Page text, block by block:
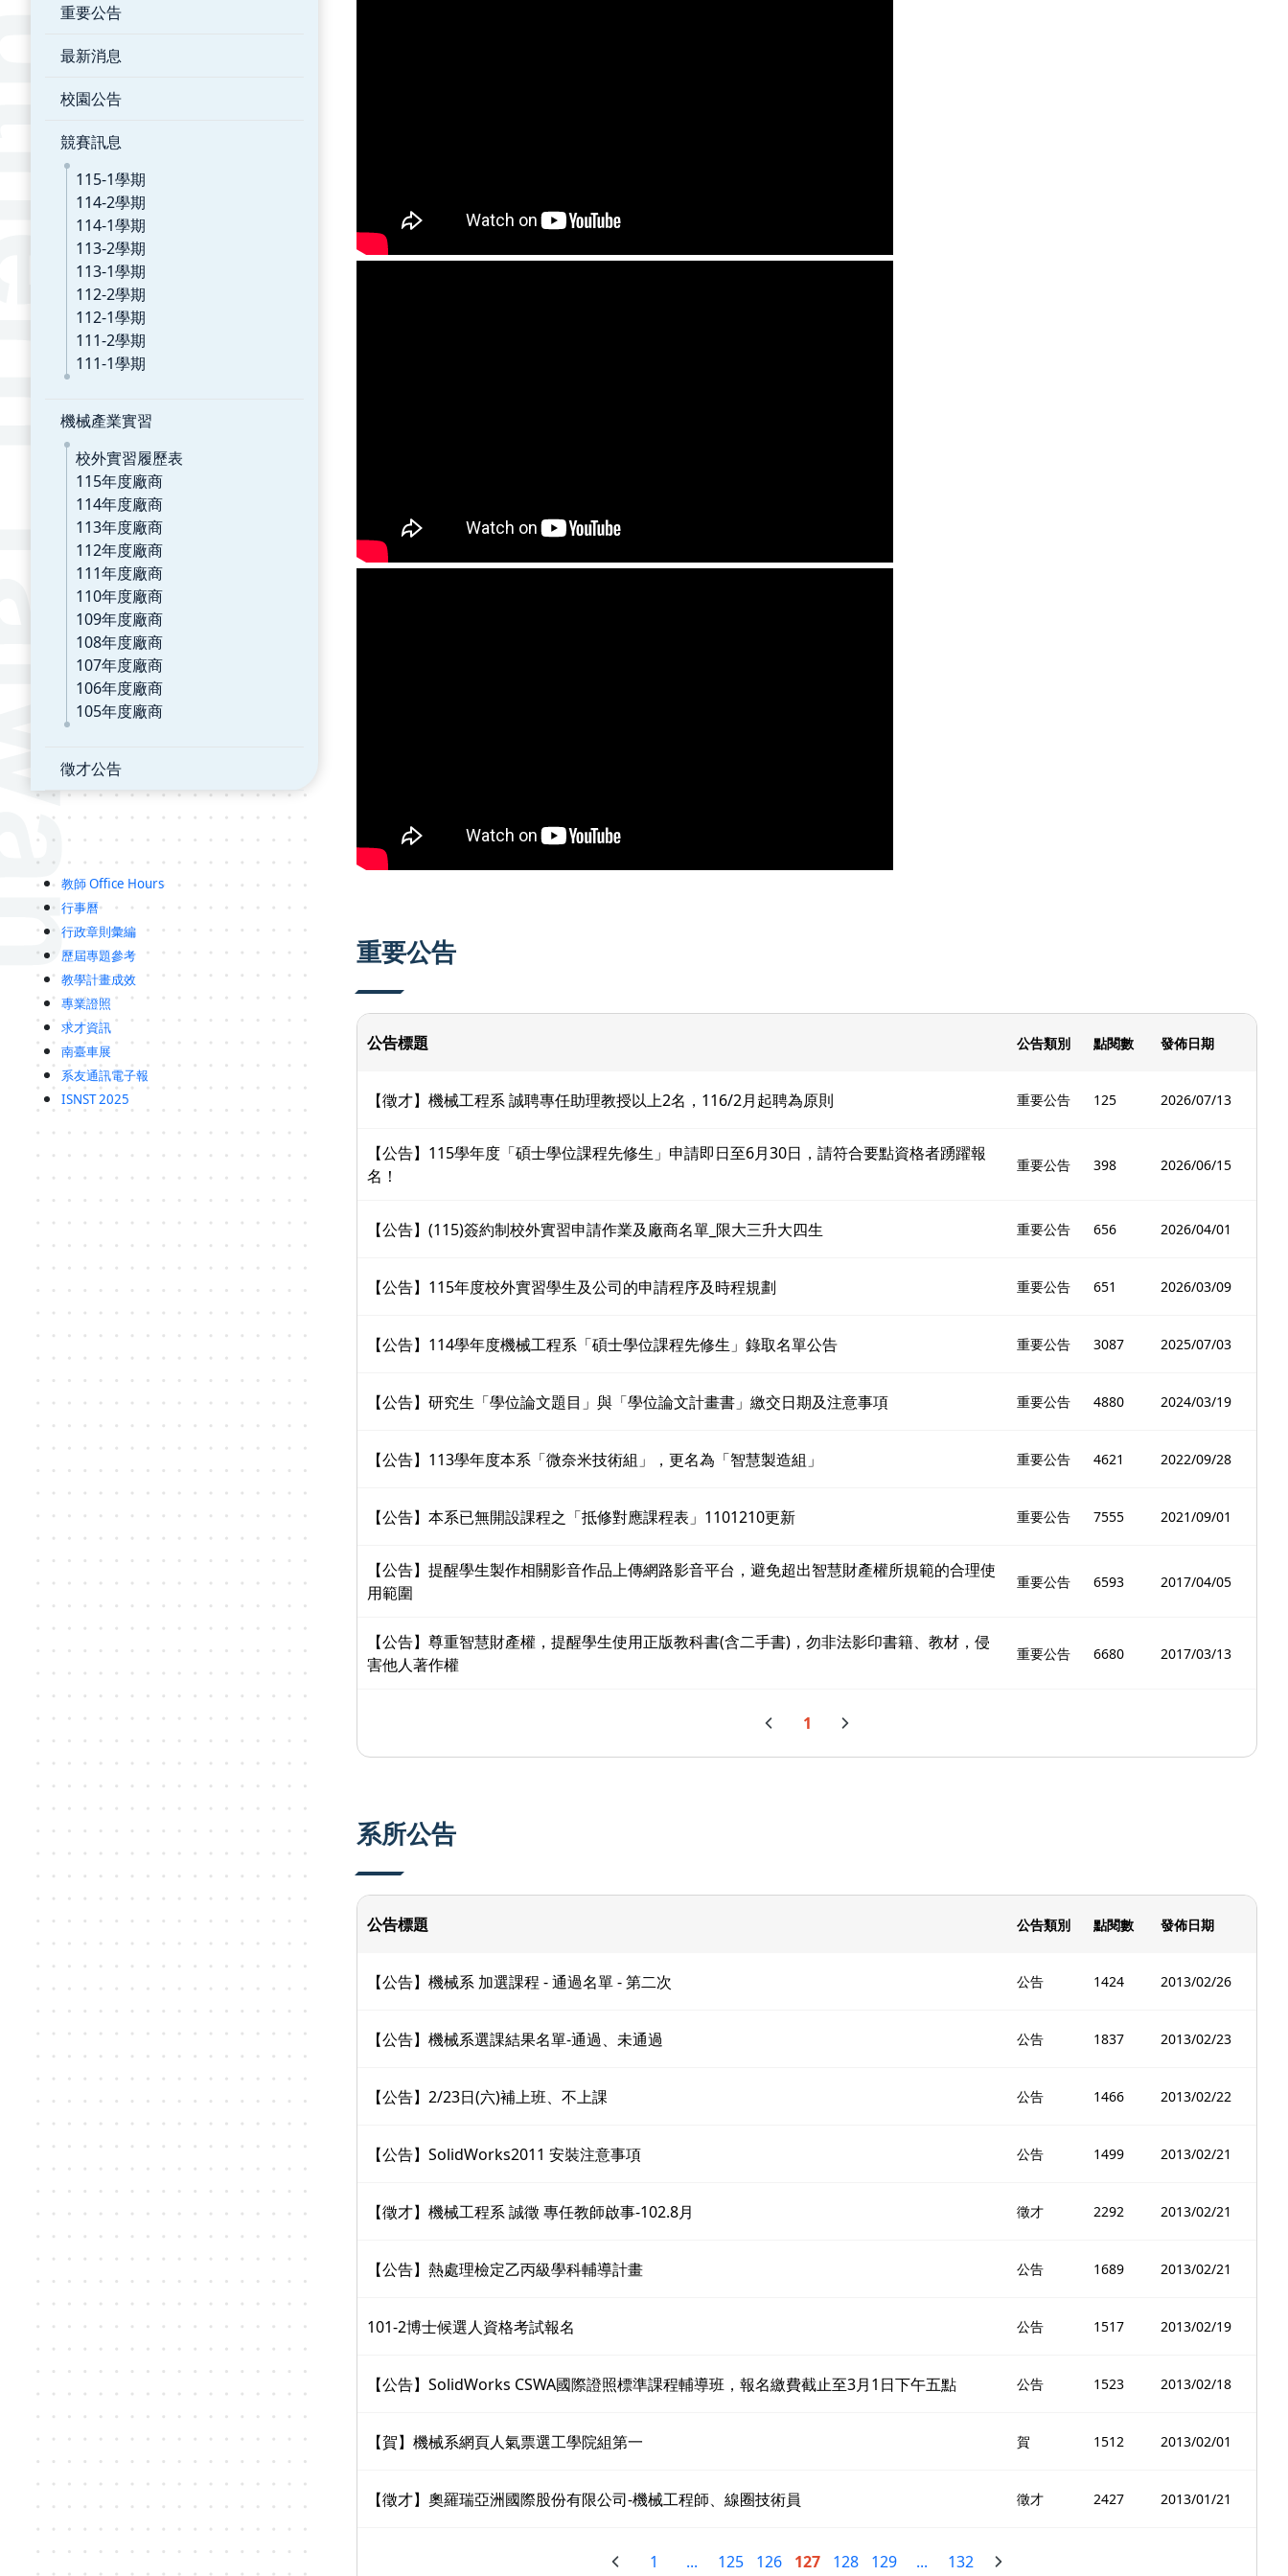
重要公告
最新消息
校園公告
競賽訊息
115-1學期
114-2學期
114-1學期
113-2學期
113-1學期
112-2學期
112-1學期
111-2學期
111-1學期
機械產業實習
校外實習履歷表
115年度廠商
114年度廠商
113年度廠商
112年度廠商
111年度廠商
110年度廠商
109年度廠商
108年度廠商
107年度廠商
106年度廠商
105年度廠商
徵才公告
教師 Office Hours
行事曆
行政章則彙編
歷屆專題參考
教學計畫成效
專業證照
求才資訊
南臺車展
系友通訊電子報
ISNST 2025
重要公告
公告標題 公告類別 點閱數 發佈日期
【徵才】機械工程系 誠聘專任助理教授以上2名，116/2月起聘為原則 重要公告 125 2026/07/13
【公告】115學年度「碩士學位課程先修生」申請即日至6月30日，請符合要點資格者踴躍報
名！
重要公告 398 2026/06/15
【公告】(115)簽約制校外實習申請作業及廠商名單_限大三升大四生 重要公告 656 2026/04/01
【公告】115年度校外實習學生及公司的申請程序及時程規劃 重要公告 651 2026/03/09
【公告】114學年度機械工程系「碩士學位課程先修生」錄取名單公告 重要公告 3087 2025/07/03
【公告】研究生「學位論文題目」與「學位論文計畫書」繳交日期及注意事項 重要公告 4880 2024/03/19
【公告】113學年度本系「微奈米技術組」，更名為「智慧製造組」 重要公告 4621 2022/09/28
【公告】本系已無開設課程之「抵修對應課程表」1101210更新 重要公告 7555 2021/09/01
【公告】提醒學生製作相關影音作品上傳網路影音平台，避免超出智慧財產權所規範的合理使
用範圍
重要公告 6593 2017/04/05
【公告】尊重智慧財產權，提醒學生使用正版教科書(含二手書)，勿非法影印書籍、教材，侵
害他人著作權
重要公告 6680 2017/03/13
1
系所公告
公告標題 公告類別 點閱數 發佈日期
【公告】機械系 加選課程 - 通過名單 - 第二次 公告 1424 2013/02/26
【公告】機械系選課結果名單-通過、未通過 公告 1837 2013/02/23
【公告】2/23日(六)補上班、不上課 公告 1466 2013/02/22
【公告】SolidWorks2011 安裝注意事項 公告 1499 2013/02/21
【徵才】機械工程系 誠徵 專任教師啟事-102.8月 徵才 2292 2013/02/21
【公告】熱處理檢定乙丙級學科輔導計畫 公告 1689 2013/02/21
101-2博士候選人資格考試報名 公告 1517 2013/02/19
【公告】SolidWorks CSWA國際證照標準課程輔導班，報名繳費截止至3月1日下午五點 公告 1523 2013/02/18
【賀】機械系網頁人氣票選工學院組第一 賀 1512 2013/02/01
【徵才】奧羅瑞亞洲國際股份有限公司-機械工程師、線圈技術員 徵才 2427 2013/01/21
1 ... 125 126 127 128 129 ... 132